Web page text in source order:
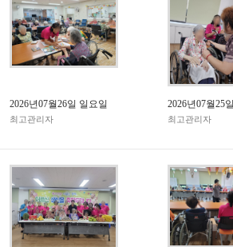
2026년07월26일 일요일
최고관리자
2026년07월25
최고관리자